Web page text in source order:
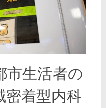
市生活者の
密着型内科